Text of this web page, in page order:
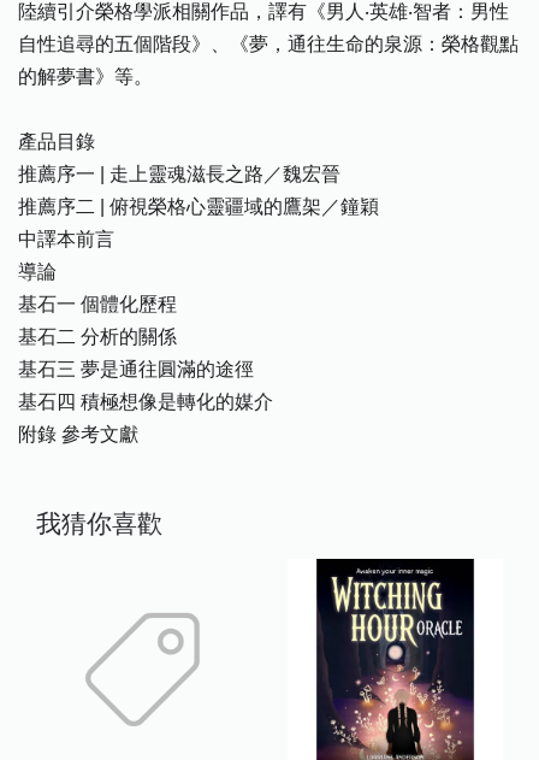
陸續引介榮格學派相關作品，譯有《男人‧英雄‧智者：男性
自性追尋的五個階段》、《夢，通往生命的泉源：榮格觀點
的解夢書》等。
產品目錄
推薦序一 | 走上靈魂滋長之路／魏宏晉
推薦序二 | 俯視榮格心靈疆域的鷹架／鐘穎
中譯本前言
導論
基石一 個體化歷程
基石二 分析的關係
基石三 夢是通往圓滿的途徑
基石四 積極想像是轉化的媒介
附錄 參考文獻
我猜你喜歡